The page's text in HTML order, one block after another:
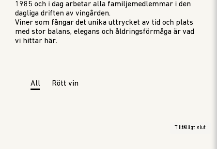
1985 och idag arbetar alla familjemedlemmar i den
dagliga driften av vingården.
Viner som fångar det unika uttrycket av tid och plats
med stor balans, elegans och åldringsförmåga är vad
vi hittar här.
All Rött vin
Tillfälligt slut